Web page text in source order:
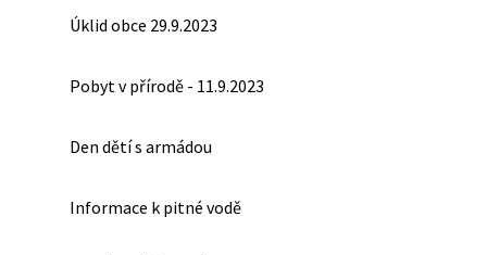
Úklid obce 29.9.2023
Pobyt v přírodě - 11.9.2023
Den dětí s armádou
Informace k pitné vodě